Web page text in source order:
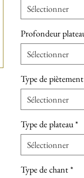
Sélectionner
Profondeur
Sélectionner
Type de piètement
Sélectionner
Type de plateau*
Sélectionner
Type de chant*